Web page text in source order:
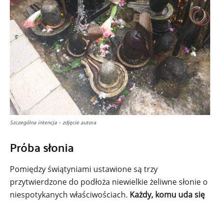
Szczególna intencja – zdjęcie autora
Próba słonia
Pomiędzy świątyniami ustawione są trzy
przytwierdzone do podłoża niewielkie żeliwne słonie o
niespotykanych właściwościach. Każdy, komu uda się